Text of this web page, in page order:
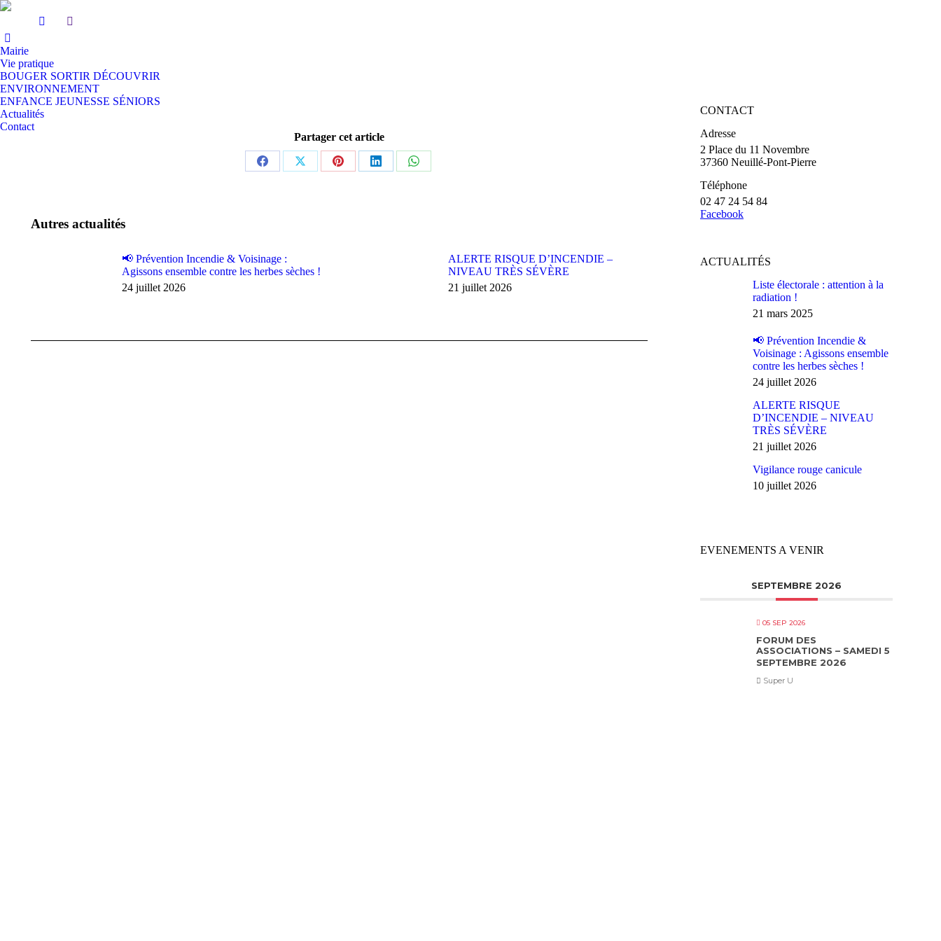
Mairie
Vie pratique
BOUGER SORTIR DÉCOUVRIR
ENVIRONNEMENT
ENFANCE JEUNESSE SÉNIORS
Actualités
Contact
Partager cet article
PartagerPartagerPartagerPartagerPartager
Autres actualités
📢 Prévention Incendie & Voisinage :
Agissons ensemble contre les herbes sèches !
24 juillet 2026
ALERTE RISQUE D’INCENDIE –
NIVEAU TRÈS SÉVÈRE
21 juillet 2026
CONTACT
Adresse
2 Place du 11 Novembre
37360 Neuillé-Pont-Pierre
Téléphone
02 47 24 54 84
Facebook
ACTUALITÉS
Liste électorale : attention à la
radiation !
21 mars 2025
📢 Prévention Incendie &
Voisinage : Agissons ensemble
contre les herbes sèches !
24 juillet 2026
ALERTE RISQUE
D’INCENDIE – NIVEAU
TRÈS SÉVÈRE
21 juillet 2026
Vigilance rouge canicule
10 juillet 2026
EVENEMENTS A VENIR
SEPTEMBRE 2026
05 SEP 2026
FORUM DES
ASSOCIATIONS – SAMEDI 5
SEPTEMBRE 2026
Super U